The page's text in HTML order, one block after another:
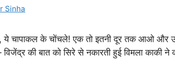
Sinha
ये चापाकल के चोंचले! एक तो इतनी दूर तक आओ और
की बात को सिरे से नकारती हुई विमला काकी ने